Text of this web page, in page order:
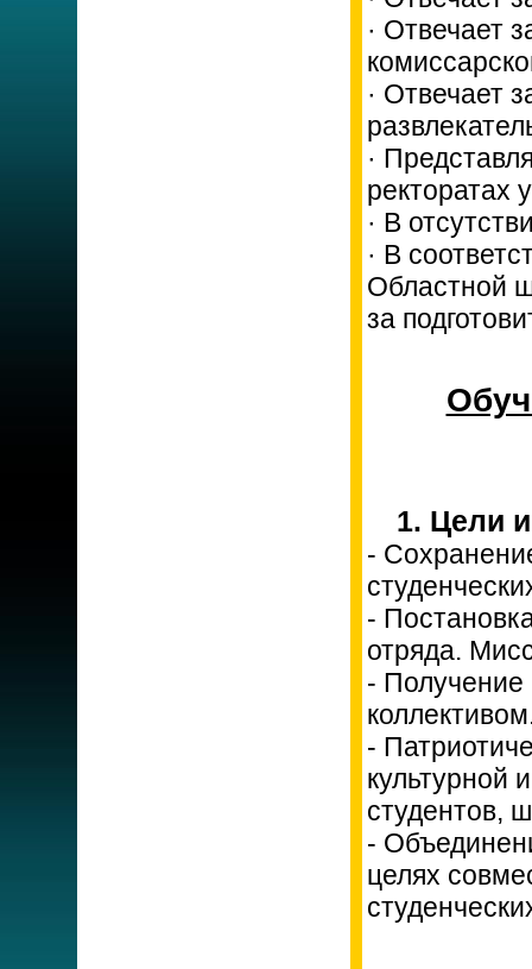
· Отвечает
· Отвечает
·
ректоратах
· В
· В
Областной
за
1. Цели
-
-
отряда.
- Получение
-
культурной
студентов,
-
целях